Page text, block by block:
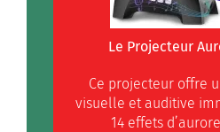
Le Projecteur
Ce projecteur offre
visuelle et auditive
14 effets